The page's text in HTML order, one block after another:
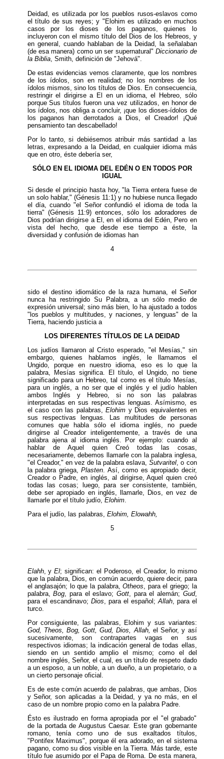
Deidad, es utilizada por los pueblos rusos-eslavos como
el título de sus reyes; y "Elohim es utilizado en muchos
casos por los dioses de los paganos, quienes lo
incluyeron con el mismo título del Dios de los Hebreos, y
en general, cuando hablaban de la Deidad, la señalaban
(de esa manera) como un ser supernatural"Diccionario de
la Biblia, Smith, definición de "Jehová".
De estas evidencias vemos claramente, que los nombres
de los ídolos, son en realidad; no los nombres de los
ídolos mismos, sino los títulos de Dios. En consecuencia,
restringir el dirigirse a El en un idioma, el Hebreo, sólo
porque Sus títulos fueron una vez utilizados, en honor de
los ídolos, nos obliga a concluir, ¡que los dioses-ídolos de
los paganos han derrotados a Dios, el Creador! ¡Qué
pensamiento tan descabellado!
Por lo tanto, si debiésemos atribuir más santidad a las
letras, expresando a la Deidad, en cualquier idioma más
que en otro, éste debería ser,
SÓLO EN EL IDIOMA DEL EDÉN O EN TODOS POR
IGUAL
Si desde el principio hasta hoy, "la Tierra entera fuese de
un solo hablar," (Génesis 11:1) y no hubiese nunca llegado
el día, cuando "el Señor confundió el idioma de toda la
tierra" (Génesis 11:9) entonces, sólo los adoradores de
Dios podrían dirigirse a El, en el idioma del Edén, Pero en
vista del hecho, que desde ese tiempo a éste, la
diversidad y confusión de idiomas han
4
sido el destino idiomático de la raza humana, el Señor
nunca ha restringido Su Palabra, a un sólo medio de
expresión universal; sino más bien, lo ha ajustado a todos
"los pueblos y multitudes, y naciones, y lenguas" de la
Tierra, haciendo justicia a
LOS DIFERENTES TÍTULOS DE LA DEIDAD
Los judíos llamaron al Cristo esperado, "el Mesías," sin
embargo, quienes hablamos inglés, le llamamos el
Ungido, porque en nuestro idioma, eso es lo que la
palabra, Mesías significa. El título, el Ungido, no tiene
significado para un Hebreo, tal como es el título Mesías,
para un inglés, a no ser que el inglés y el judío hablen
ambos Inglés y Hebreo, si no son las palabras
interpretadas en sus respectivas lenguas. Asímismo, es
el caso con las palabras,Elohim y Dios equivalentes en
sus respectivas lenguas. Las multitudes de personas
comunes que habla sólo el idioma inglés, no puede
dirigirse al Creador inteligentemente, a través de una
palabra ajena al idioma inglés. Por ejemplo: cuando al
hablar de Aquel quien Creó todas las cosas,
necesariamente, debemos llamarle con la palabra inglesa,
"el Creador," en vez de la palabra eslava,Sutvaritel , o con
la palabra griega, Plasten . Así, como es apropiado decir,
Creador o Padre, en inglés, al dirigirse, Aquel quien creó
todas las cosas; luego, para ser consistente, también,
debe ser apropiado en inglés, llamarle, Dios, en vez de
llamarle por el título judío, Elohim.
Para el judío, las palabras, Elohim, Elowahh,
5
Elahh, yEl; significan: el Poderoso, el Creador, lo mismo
que la palabra, Dios, en común acuerdo, quiere decir, para
el anglasajón; lo que la palabra,Otheos , para el griego; la
palabra,Bog , para el eslavo; Gott, para el alemán; Gud,
para el escandinavo; Dios , para el español; Allah, para el
turco.
Por consiguiente, las palabras, Elohim y sus variantes:
God, Theos, Bog, Gott, Gud, Dios, Allah, el Señor, y así
sucesivamente, son contrapartes vagas en sus
respectivos idiomas; la indicación general de todas ellas,
siendo en un sentido amplio el mismo; como el del
nombre inglés, Señor, el cual, es un título de respeto dado
a un esposo, a un noble, a un dueño, a un propietario, o a
un cierto personaje oficial.
Es de este común acuerdo de palabras, que ambas, Dios
y Señor, son aplicadas a la Deidad, y ya no más, en el
caso de un nombre propio como en la palabra Padre.
Ésto es ilustrado en forma apropiada por el "el grabado"
de la portada de Augustus Caesar. Este gran gobernante
romano, tenía como uno de sus exaltados títulos,
"Pontifex Maximus", porque él era adorado, en el sistema
pagano, como su dios visible en la Tierra. Más tarde, este
título fue asumido por el Papa de Roma. De esta manera,